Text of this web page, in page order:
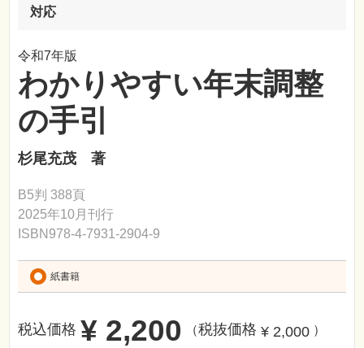
対応
令和7年版
わかりやすい年末調整
の手引
杉尾充茂 著
B5判 388頁
2025年10月刊行
ISBN978-4-7931-2904-9
紙書籍
税込価格 ¥ 2,200 （税抜価格 ¥ 2,000 ）